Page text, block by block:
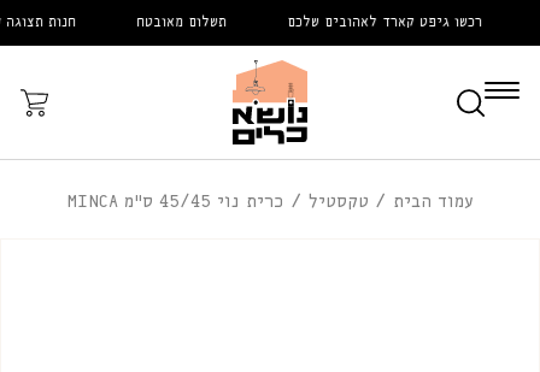
רכשו גיפט קארד לאהובים שלכם תשלום מאובטח חנות תצוגה
עֲגָלָה
עמוד הבית טקסטיל כרית נוי 45/45 ס"מ MINCA